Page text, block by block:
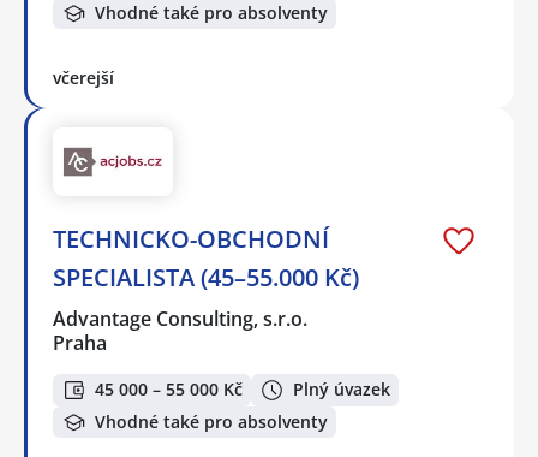
Vhodné také pro absolventy
včerejší
TECHNICKO-OBCHODNÍ
SPECIALISTA (45–55.000 Kč)
Advantage Consulting, s.r.o.
Praha
45 000 – 55 000 Kč
Plný úvazek
Vhodné také pro absolventy